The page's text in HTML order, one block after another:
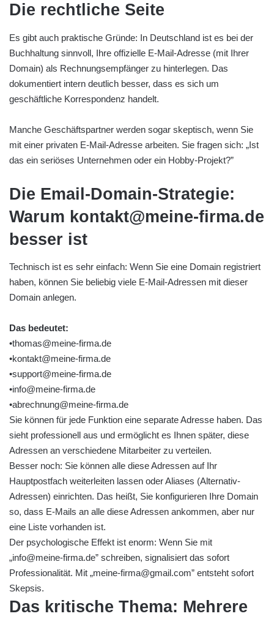
Die rechtliche Seite
Es gibt auch praktische Gründe: In Deutschland ist es bei der
Buchhaltung sinnvoll, Ihre offizielle E-Mail-Adresse (mit Ihrer
Domain) als Rechnungsempfänger zu hinterlegen. Das
dokumentiert intern deutlich besser, dass es sich um
geschäftliche Korrespondenz handelt.
Manche Geschäftspartner werden sogar skeptisch, wenn Sie
mit einer privaten E-Mail-Adresse arbeiten. Sie fragen sich: „Ist
das ein seriöses Unternehmen oder ein Hobby-Projekt?”
Die Email-Domain-Strategie:
Warum kontakt@meine-firma.de
besser ist
Technisch ist es sehr einfach: Wenn Sie eine Domain registriert
haben, können Sie beliebig viele E-Mail-Adressen mit dieser
Domain anlegen.
Das bedeutet:
•thomas@meine-firma.de
•kontakt@meine-firma.de
•support@meine-firma.de
•info@meine-firma.de
•abrechnung@meine-firma.de
Sie können für jede Funktion eine separate Adresse haben. Das
sieht professionell aus und ermöglicht es Ihnen später, diese
Adressen an verschiedene Mitarbeiter zu verteilen.
Besser noch: Sie können alle diese Adressen auf Ihr
Hauptpostfach weiterleiten lassen oder Aliases (Alternativ-
Adressen) einrichten. Das heißt, Sie konfigurieren Ihre Domain
so, dass E-Mails an alle diese Adressen ankommen, aber nur
eine Liste vorhanden ist.
Der psychologische Effekt ist enorm: Wenn Sie mit
„info@meine-firma.de” schreiben, signalisiert das sofort
Professionalität. Mit „meine-firma@gmail.com” entsteht sofort
Skepsis.
Das kritische Thema: Mehrere